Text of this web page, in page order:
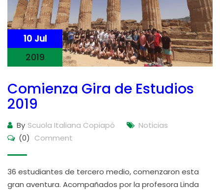
10 Jul
2019
Comienza Gira de Estudios
2019
By Scuola Italiana Copiapó
Noticias
(0) Comment
36 estudiantes de tercero medio, comenzaron esta
gran aventura. Acompañados por la profesora Linda